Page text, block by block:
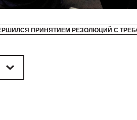
ПРИНЯТИЕМ РЕЗОЛЮЦИЙ С